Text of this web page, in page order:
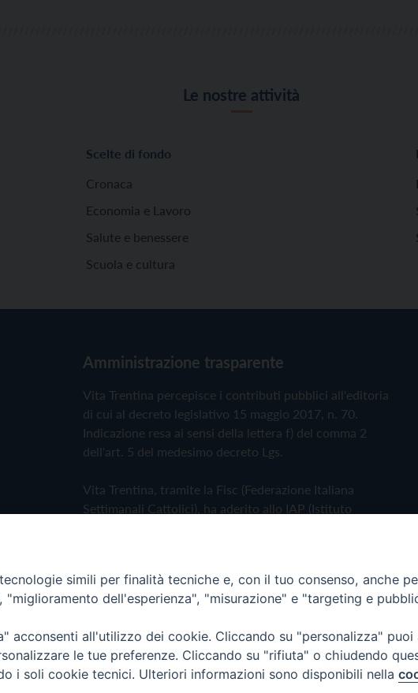
Le nostre attività
Scelte di fondo
Cronaca
Economia e Lavoro
Salute e benessere
Scuola e cultura
Amministrazione trasparente
Vita Trentina percepisce i contributi pubblici all'editoria
di cui al decreto legislativo 15 maggio 2017, n. 70.
Indicazione resa ai sensi della lettera f) del comma 2
dell'art. 5 del medesimo decreto Lgs.
Vita Trentina, tramite la Fisc (Federazione Italiana
Settimanali Cattolici), ha aderito allo IAP (Istituto
Privacy Policy Cookie Policy
- Vita Trentina Editrice
simili per finalità tecniche e, con il tuo consenso, anche
"miglioramento dell'esperienza", "misurazione" e "targeting e
acconsenti all'utilizzo dei cookie. Cliccando su "personalizza"
le tue preferenze. Cliccando su "rifiuta" o chiudendo
i soli cookie tecnici. Ulteriori informazioni sono disponibili nella